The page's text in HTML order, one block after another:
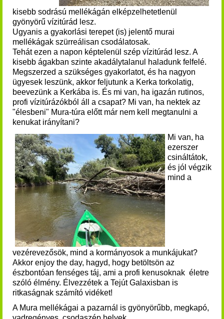
kisebb sodrású mellékágán elképzelhetetlenül
gyönyörű vízitúrád lesz.
Ugyanis a gyakorlási terepet (is) jelentő murai
mellékágak szürreálisan csodálatosak.
Tehát ezen a napon képtelenül szép vízitúrád lesz. A
kisebb ágakban szinte akadálytalanul haladunk felfelé.
Megszerzed a szükséges gyakorlatot, és ha nagyon
ügyesek leszünk, akkor feljutunk a Kerka torkolatig,
beevezünk a Kerkába is. És mi van, ha igazán rutinos,
profi vízitúrázókból áll a csapat? Mi van, ha nektek az
"élesbeni" Mura-túra előtt már nem kell megtanulni a
kenukat irányítani?
Mi van, ha
ezerszer
csináltátok,
és jól végzik
mind a
vezérevezősök, mind a kormányosok a munkájukat?
Akkor enjoy the day, hagyd, hogy betöltsön az
észbontóan fenséges táj, ami a profi kenusoknak életre
szóló élmény. Élvezzétek a Tejút Galaxisban is
ritkaságnak számító vidéket!
A Mura mellékágai a pazarnál is gyönyörűbb, megkapó,